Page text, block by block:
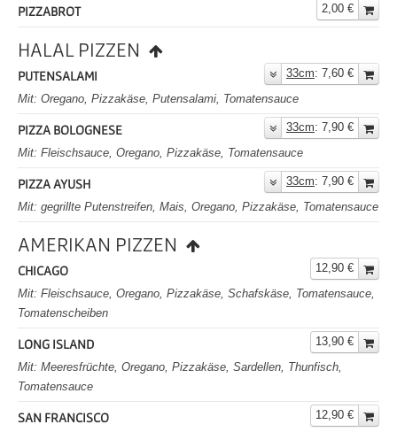
PIZZABROT 2,00 €
HALAL PIZZEN
PUTENSALAMI 33cm: 7,60 €
Mit: Oregano, Pizzakäse, Putensalami, Tomatensauce
PIZZA BOLOGNESE 33cm: 7,90 €
Mit: Fleischsauce, Oregano, Pizzakäse, Tomatensauce
PIZZA AYUSH 33cm: 7,90 €
Mit: gegrillte Putenstreifen, Mais, Oregano, Pizzakäse, Tomatensauce
AMERIKAN PIZZEN
CHICAGO
12,90 €
Mit: Fleischsauce, Oregano, Pizzakäse, Schafskäse, Tomatensauce,
Tomatenscheiben
LONG ISLAND
13,90 €
Mit: Meeresfrüchte, Oregano, Pizzakäse, Sardellen, Thunfisch,
Tomatensauce
SAN FRANCISCO
12,90 €